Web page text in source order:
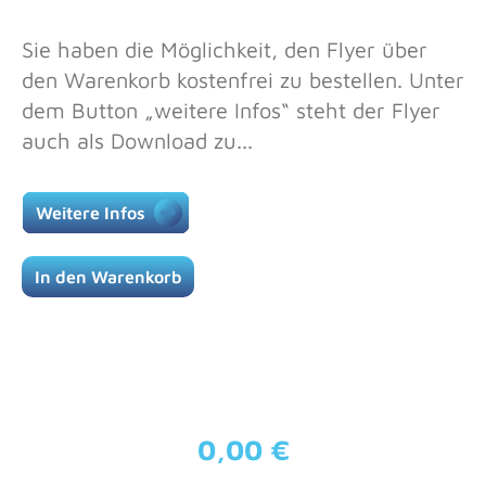
Sie haben die Möglichkeit, den Flyer über
den Warenkorb kostenfrei zu bestellen. Unter
dem Button „weitere Infos“ steht der Flyer
auch als Download zu...
Weitere Infos
In den Warenkorb
Regulärer Preis:
0,00 €